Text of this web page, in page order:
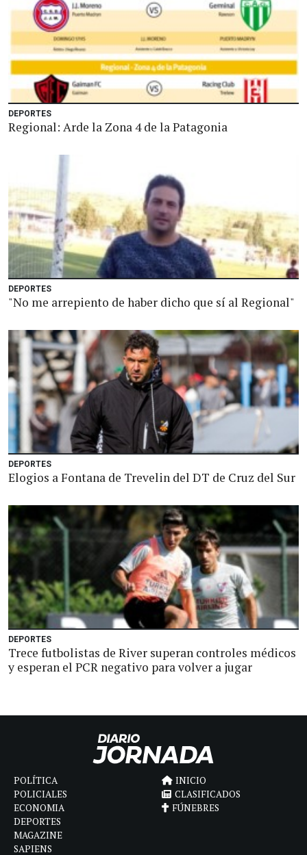
DEPORTES
Regional: Arde la Zona 4 de la Patagonia
DEPORTES
"No me arrepiento de haber dicho que sí al Regional"
DEPORTES
Elogios a Fontana de Trevelin del DT de Cruz del Sur
DEPORTES
Trece futbolistas de River superan controles médicos
y esperan el PCR negativo para volver a jugar
POLÍTICA
POLICIALES
ECONOMIA
DEPORTES
MAGAZINE
SAPIENS
INICIO
CLASIFICADOS
FÚNEBRES